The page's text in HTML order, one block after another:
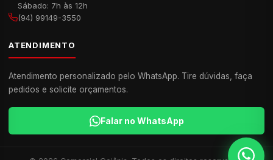
Sábado: 7h às 12h
(94) 99149-3550
ATENDIMENTO
Atendimento personalizado pelo WhatsApp. Tire dúvidas, faça
pedidos e solicite orçamentos.
Falar no WhatsApp